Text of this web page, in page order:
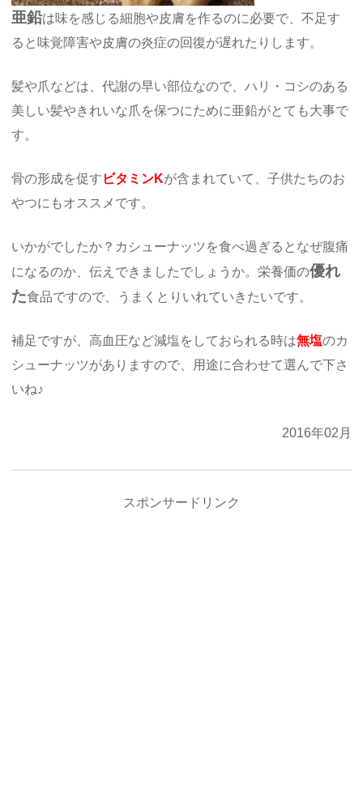
亜鉛は味を感じる細胞や皮膚を作るのに必要で、不足す
ると味覚障害や皮膚の炎症の回復が遅れたりします。
髪や爪などは、代謝の早い部位なので、ハリ・コシのある
美しい髪やきれいな爪を保つにために亜鉛がとても大事で
す。
骨の形成を促す ビタミンKが含まれていて、子供たちのお
やつにもオススメです。
いかがでしたか？カシューナッツを食べ過ぎるとなぜ腹痛
になるのか、伝えできましたでしょうか。栄養価の優れ
た食品ですので、うまくとりいれていきたいです。
補足ですが、高血圧など減塩をしておられる時は無塩のカ
シューナッツがありますので、用途に合わせて選んで下さ
いね♪
2016年02月
スポンサードリンク